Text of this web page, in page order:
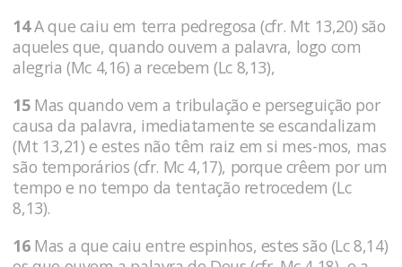
14A que caiu em terra pedregosa (cfr. Mt 13,20) são
aqueles que, quando ouvem a palavra, logo com
alegria (Mc 4,16) a recebem (Lc 8,13),
15Mas quando vem a tribulação e perseguição por
causa da palavra, imediatamente se escandalizam
(Mt 13,21) e estes não têm raiz em si mes-mos, mas
são temporários (cfr. Mc 4,17), porque crêem por um
tempo e no tempo da tentação retrocedem (Lc
8,13).
16Mas a que caiu entre espinhos, estes são (Lc 8,14)